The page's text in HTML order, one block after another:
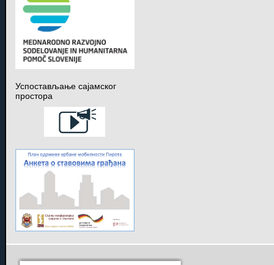
Успостављање сајамског
простора